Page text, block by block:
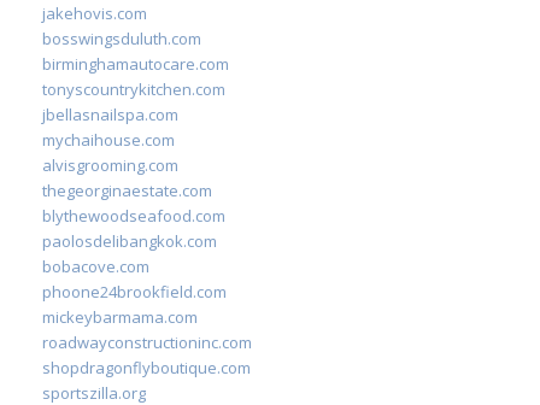
jakehovis.com
bosswingsduluth.com
birminghamautocare.com
tonyscountrykitchen.com
jbellasnailspa.com
mychaihouse.com
alvisgrooming.com
thegeorginaestate.com
blythewoodseafood.com
paolosdelibangkok.com
bobacove.com
phoone24brookfield.com
mickeybarmama.com
roadwayconstructioninc.com
shopdragonflyboutique.com
sportszilla.org